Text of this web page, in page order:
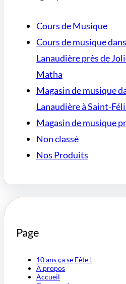
Cours de Musique
Cours de musique
Lanaudière près de
Matha
Magasin de musique
Lanaudière à Saint-
Magasin de musique
Non classé
Nos Produits
Page
10 ans ça se Fête !
À propos
Accueil